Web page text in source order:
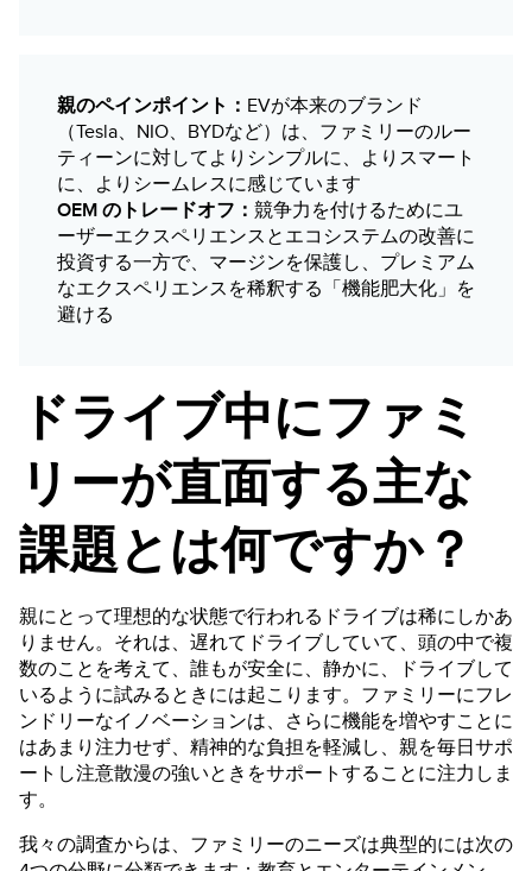
親のペインポイント： EVが本来のブランド
（Tesla、NIO、BYDなど）は、ファミリーのルー
ティーンに対してよりシンプルに、よりスマート
に、よりシームレスに感じています
OEM のトレードオフ： 競争力を付けるためにユ
ーザーエクスペリエンスとエコシステムの改善に
投資する一方で、マージンを保護し、プレミアム
なエクスペリエンスを稀釈する「機能肥大化」を
避ける
ドライブ中にファミ
リーが直面する主な
課題とは何ですか？
親にとって理想的な状態で行われるドライブは稀にしかあ
りません。それは、遅れてドライブしていて、頭の中で複
数のことを考えて、誰もが安全に、静かに、ドライブして
いるように試みるときには起こります。ファミリーにフレ
ンドリーなイノベーションは、さらに機能を増やすことに
はあまり注力せず、精神的な負担を軽減し、親を毎日サポ
ートし注意散漫の強いときをサポートすることに注力しま
す。
我々の調査からは、ファミリーのニーズは典型的には次の